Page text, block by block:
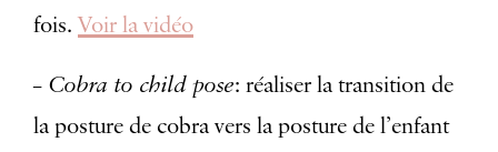
fois. Voir la vidéo
– Cobra to child pose: réaliser la transition de
la posture de cobra vers la posture de l’enfant